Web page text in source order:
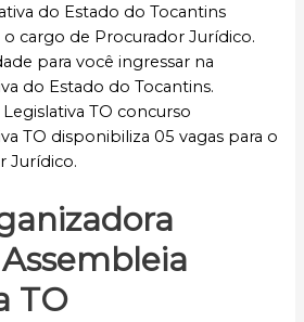
do Estado do Tocantins
cargo de Procurador Jurídico.
para você ingressar na
do Estado do Tocantins.
TO concurso
TO disponibiliza 05 vagas para o
Jurídico.
TO